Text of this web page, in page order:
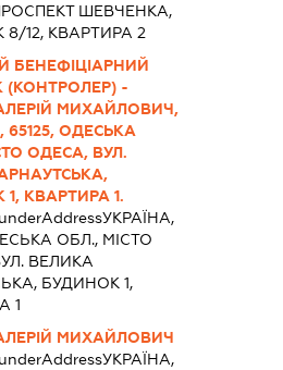
ШЕВЧЕНКА,
12, КВАРТИРА 2
БЕНЕФІЦІАРНИЙ
(КОНТРОЛЕР) -
МИХАЙЛОВИЧ,
65125, ОДЕСЬКА
ОДЕСА, ВУЛ.
КВАРТИРА 1.
УКРАЇНА,
ОБЛ., МІСТО
ВЕЛИКА
БУДИНОК 1,
1
МИХАЙЛОВИЧ
УКРАЇНА,